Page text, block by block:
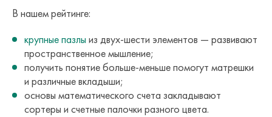
В нашем рейтинге:
крупные пазлы из двух-шести элементов — развивают
пространственное мышление;
получить понятие больше-меньше помогут матрешки
и различные вкладыши;
основы математического счета закладывают
сортеры и счетные палочки разного цвета.